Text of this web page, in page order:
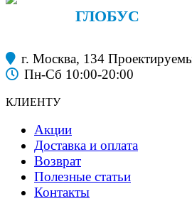
ГЛОБУС
г. Москва, 134
Пн-Сб 10:00-20:00
КЛИЕНТУ
Акции
Доставка и оплата
Возврат
Полезные статьи
Контакты